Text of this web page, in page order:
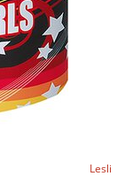
Lesli